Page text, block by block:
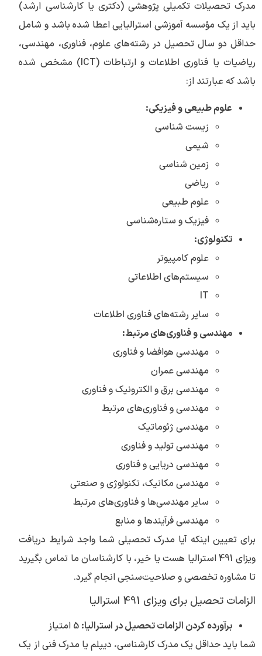
مدرک تحصیلات تکمیلی پژوهشی (دکتری یا کارشناسی ارشد)
باید از یک مؤسسه آموزشی استرالیایی اعطا شده باشد و شامل
حداقل دو سال تحصیل در رشته‌های علوم، فناوری، مهندسی،
ریاضیات یا فناوری اطلاعات و ارتباطات (ICT) مشخص شده
باشد که عبارتند از:
علوم طبیعی و فیزیکی:
زیست شناسی
شیمی
زمین شناسی
ریاضی
علوم طبیعی
فیزیک و ستاره‌شناسی
تکنولوژی:
علوم کامپیوتر
سیستم‌های اطلاعاتی
IT
سایر رشته‌های فناوری اطلاعات
مهندسی و فناوری‌های مرتبط:
مهندسی هوافضا و فناوری
مهندسی عمران
مهندسی برق و الکترونیک و فناوری
مهندسی و فناوری‌های مرتبط
مهندسی ژئوماتیک
مهندسی تولید و فناوری
مهندسی دریایی و فناوری
مهندسی مکانیک، تکنولوژی و صنعتی
سایر مهندسی‌ها و فناوری‌های مرتبط
مهندسی فرآیندها و منابع
برای تعیین اینکه آیا مدرک تحصیلی شما واجد شرایط دریافت
ویزای 491 استرالیا هست یا خیر، با کارشناسان ما تماس بگیرید
تا مشاوره تخصصی و صلاحیت‌سنجی انجام گیرد.
الزامات تحصیل برای ویزای 491 استرالیا
برآورده کردن الزامات تحصیل در استرالیا: 5 امتیاز
شما باید حداقل یک مدرک کارشناسی، دیپلم یا مدرک فنی از یک